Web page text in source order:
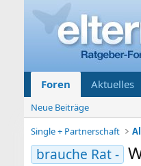
Foren Aktuelles
Neue Beiträge
Single + Partnerschaft
brauche Rat -